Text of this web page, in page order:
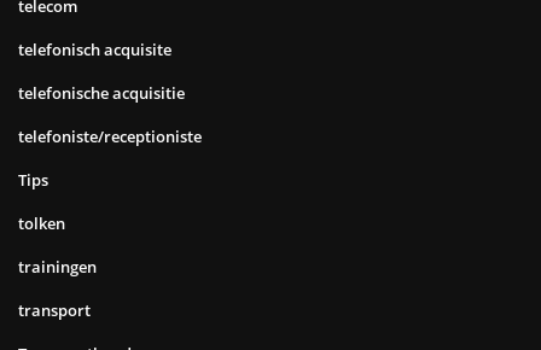
telecom
telefonisch acquisite
telefonische acquisitie
telefoniste/receptioniste
Tips
tolken
trainingen
transport